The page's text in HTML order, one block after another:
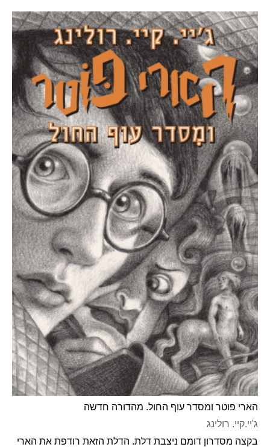
הארי פוטר ומסדר עוף החול. מהדורה חדשה
ג'יי.קיי. רולינג
בקצה מסדרון דומם ניצבת דלת. הדלת הזאת רודפת את הארי